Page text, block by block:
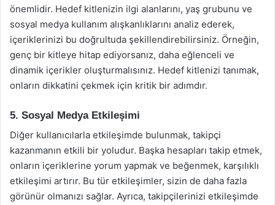
önemlidir. Hedef kitlenizin ilgi alanlarını, yaş grubunu ve
sosyal medya kullanım alışkanlıklarını analiz ederek,
içeriklerinizi bu doğrultuda şekillendirebilirsiniz. Örneğin,
genç bir kitleye hitap ediyorsanız, daha eğlenceli ve
dinamik içerikler oluşturmalısınız. Hedef kitlenizi tanımak,
onların dikkatini çekmek için kritik bir adımdır.
5. Sosyal Medya Etkileşimi
Diğer kullanıcılarla etkileşimde bulunmak, takipçi
kazanmanın etkili bir yoludur. Başka hesapları takip etmek,
onların içeriklerine yorum yapmak ve beğenmek, karşılıklı
etkileşimi artırır. Bu tür etkileşimler, sizin de daha fazla
görünür olmanızı sağlar. Ayrıca, takipçilerinizi etkileşimde